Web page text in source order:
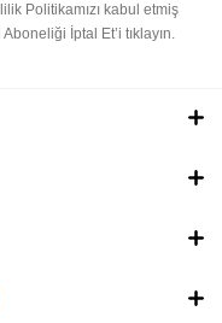
Politikamızı kabul etmiş
İptal Et’i tıklayın.